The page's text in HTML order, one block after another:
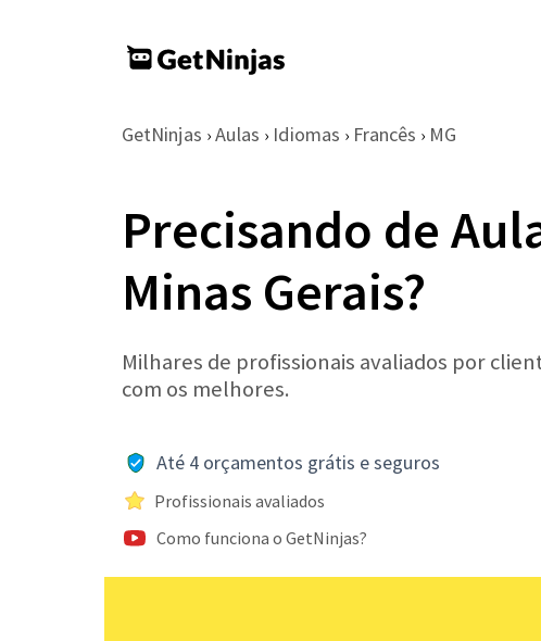
GetNinjas › Aulas › Idiomas › Francês › MG
Precisando de
Minas Gerais?
Milhares de profissionais avaliados por
com os melhores.
Até 4 orçamentos grátis e seguros
Profissionais avaliados
Como funciona o GetNinjas?